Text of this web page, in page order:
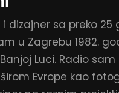
dizajner sa preko 25
u Zagrebu 1982.
Luci. Radio sam
Evrope kao